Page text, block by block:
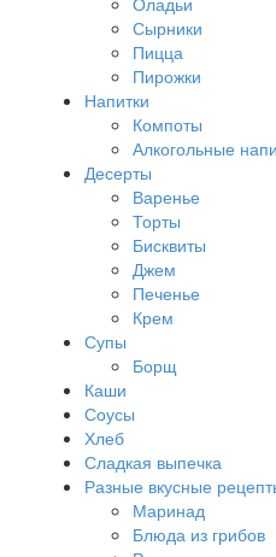
Сырники
Пицца
Пирожки
Напитки
Компоты
Алкогольные
Десерты
Варенье
Торты
Бисквиты
Джем
Печенье
Крем
Супы
Борщ
Каши
Соусы
Хлеб
Сладкая выпечка
Разные вкусные
Маринад
Блюда из грибов